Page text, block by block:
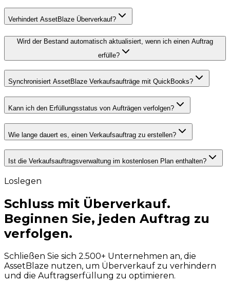
Verhindert AssetBlaze Überverkauf?
Wird der Bestand automatisch aktualisiert, wenn ich einen Auftrag
erfülle?
Synchronisiert AssetBlaze Verkaufsaufträge mit QuickBooks?
Kann ich den Erfüllungsstatus von Aufträgen verfolgen?
Wie lange dauert es, einen Verkaufsauftrag zu erstellen?
Ist die Verkaufsauftragsverwaltung im kostenlosen Plan enthalten?
Loslegen
Schluss mit Überverkauf.
Beginnen Sie, jeden Auftrag zu
verfolgen.
Schließen Sie sich 2.500+ Unternehmen an, die
AssetBlaze nutzen, um Überverkauf zu verhindern
und die Auftragserfüllung zu optimieren.